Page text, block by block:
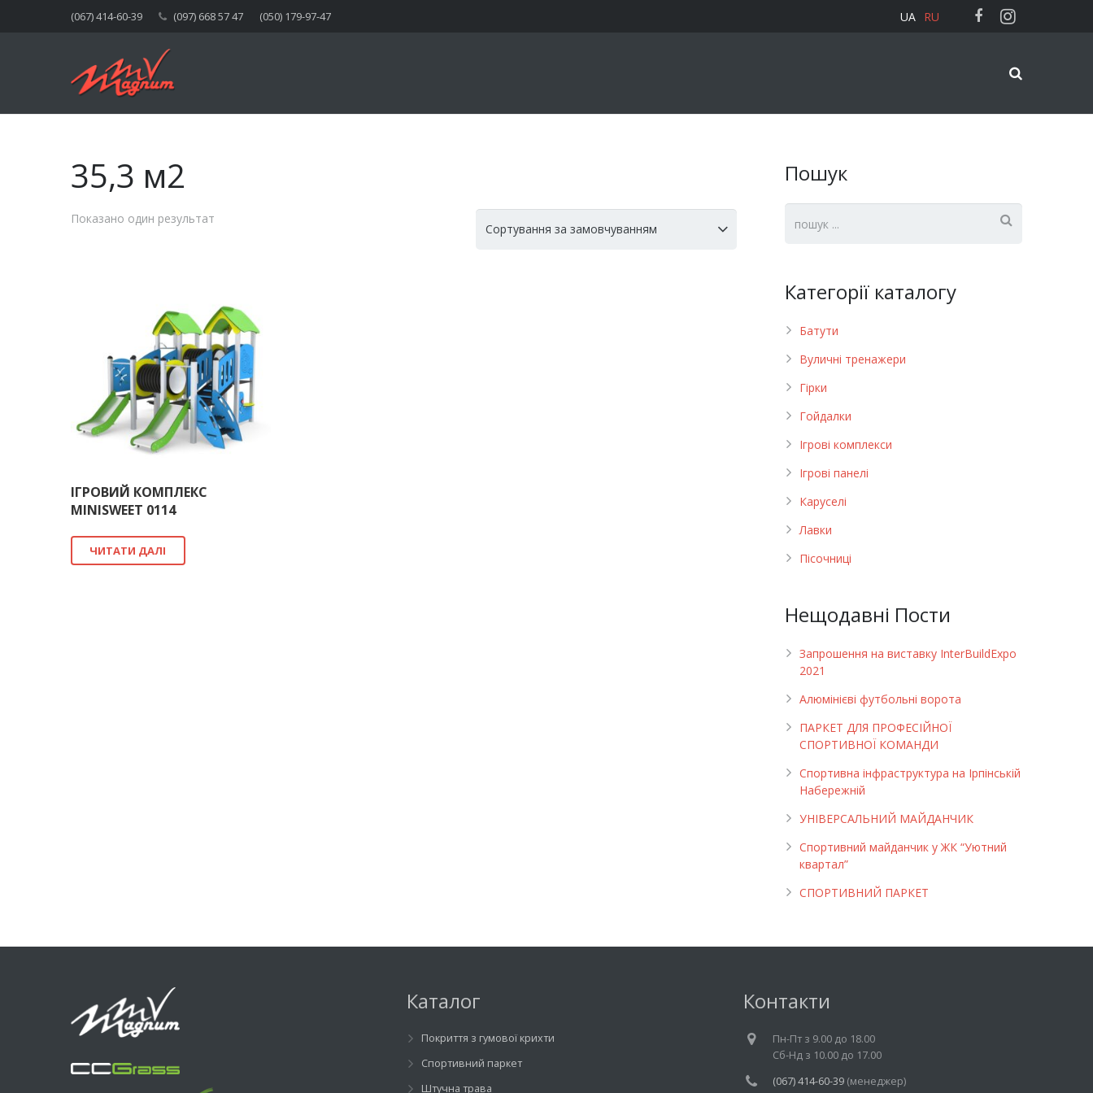
(067) 414-60-39 (097) 668 57 47 (050) 179-97-47 UA RU
35,3 м2
Показано один результат
ІГРОВИЙ КОМПЛЕКС
MINISWEET 0114
ЧИТАТИ ДАЛІ
Пошук
Категорії каталогу
Батути
Вуличні тренажери
Гірки
Гойдалки
Ігрові комплекси
Ігрові панелі
Каруселі
Лавки
Пісочниці
Нещодавні Пости
Запрошення на виставку InterBuildExpo
2021
Алюмінієві футбольні ворота
ПАРКЕТ ДЛЯ ПРОФЕСІЙНОЇ
СПОРТИВНОЇ КОМАНДИ
Спортивна інфраструктура на Ірпінській
Набережній
УНІВЕРСАЛЬНИЙ МАЙДАНЧИК
Cпортивний майданчик у ЖК “Уютний
квартал”
СПОРТИВНИЙ ПАРКЕТ
Каталог
Покриття з гумової крихти
Спортивний паркет
Штучна трава
Контакти
Пн-Пт з 9.00 до 18.00
Cб-Нд з 10.00 до 17.00
(067) 414-60-39(менеджер)